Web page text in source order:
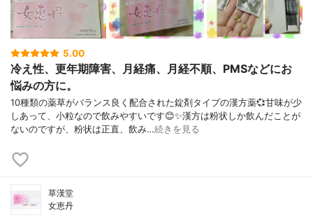
5.00
冷え性、更年期障害、月経痛、月経不順、PMSなどにお
悩みの方に。
10種類の薬草がバランス良く配合された錠剤タイプの漢方薬💞甘味が少
しあって、小粒なので飲みやすいです😊✨漢方は粉状しか飲んだことが
ないのですが、粉状は正直、飲み…続きを見る
草漢堂
女恵丹